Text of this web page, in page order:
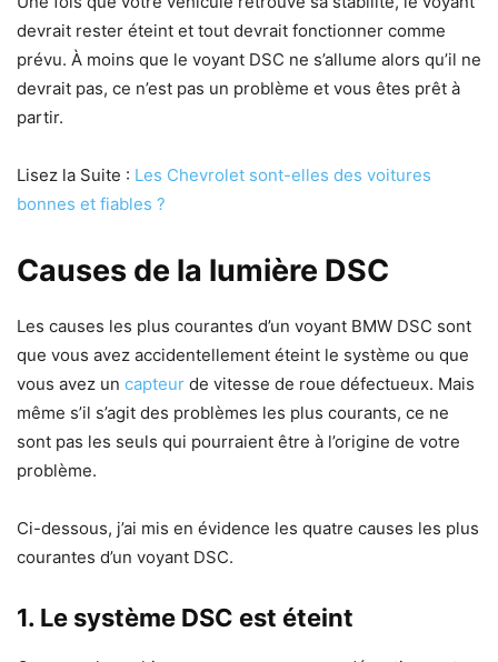
devrait rester éteint et tout devrait fonctionner comme
prévu. À moins que le voyant DSC ne s’allume alors qu’il ne
devrait pas, ce n’est pas un problème et vous êtes prêt à
partir.
Lisez la Suite : Les Chevrolet sont-elles des voitures
bonnes et fiables ?
Causes de la lumière DSC
Les causes les plus courantes d’un voyant BMW DSC sont
que vous avez accidentellement éteint le système ou que
vous avez un capteur de vitesse de roue défectueux. Mais
même s’il s’agit des problèmes les plus courants, ce ne
sont pas les seuls qui pourraient être à l’origine de votre
problème.
Ci-dessous, j’ai mis en évidence les quatre causes les plus
courantes d’un voyant DSC.
1. Le système DSC est éteint